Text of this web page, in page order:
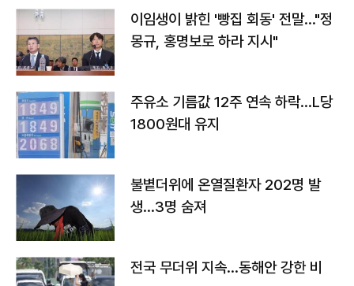
이임생이 밝힌 '빵집 회동' 전말…"정
몽규, 홍명보로 하라 지시"
주유소 기름값 12주 연속 하락…L당
1800원대 유지
불볕더위에 온열질환자 202명 발
생…3명 숨져
전국 무더위 지속…동해안 강한 비